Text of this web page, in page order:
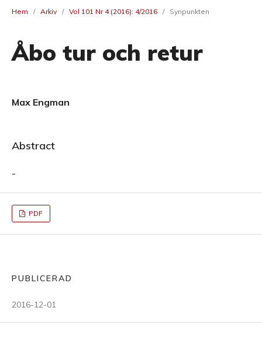
Hem / Arkiv / Vol 101 Nr 4 (2016): 4/2016 / Synpunkten
Åbo tur och retur
Max Engman
Abstract
-
PDF
PUBLICERAD
2016-12-01